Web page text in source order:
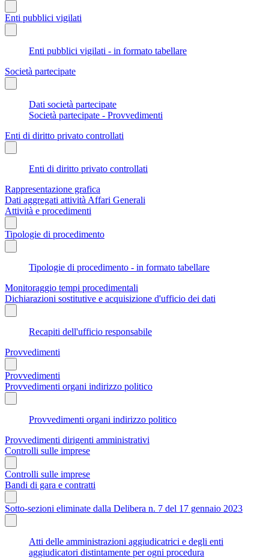
Enti pubblici vigilati
Enti pubblici vigilati - in formato tabellare
Società partecipate
Dati società partecipate
Società partecipate - Provvedimenti
Enti di diritto privato controllati
Enti di diritto privato controllati
Rappresentazione grafica
Dati aggregati attività Affari Generali
Attività e procedimenti
Tipologie di procedimento
Tipologie di procedimento - in formato tabellare
Monitoraggio tempi procedimentali
Dichiarazioni sostitutive e acquisizione d'ufficio dei dati
Recapiti dell'ufficio responsabile
Provvedimenti
Provvedimenti
Provvedimenti organi indirizzo politico
Provvedimenti organi indirizzo politico
Provvedimenti dirigenti amministrativi
Controlli sulle imprese
Controlli sulle imprese
Bandi di gara e contratti
Sotto-sezioni eliminate dalla Delibera n. 7 del 17 gennaio 2023
Atti delle amministrazioni aggiudicatrici e degli enti
aggiudicatori distintamente per ogni procedura